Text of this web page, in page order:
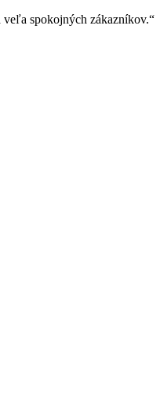
veľa spokojných zákazníkov.“